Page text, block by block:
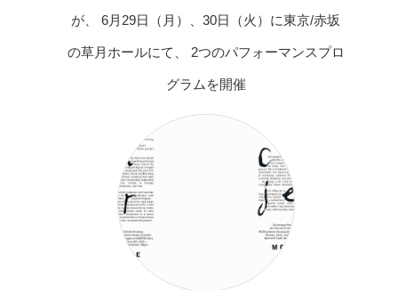
が、 6月29日（月）、30日（火）に東京/赤坂
の草月ホールにて、 2つのパフォーマンスプロ
グラムを開催